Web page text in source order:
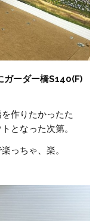
ガーダー橋S140(F)
作りたかったた
となった次第。
っちゃ、楽。